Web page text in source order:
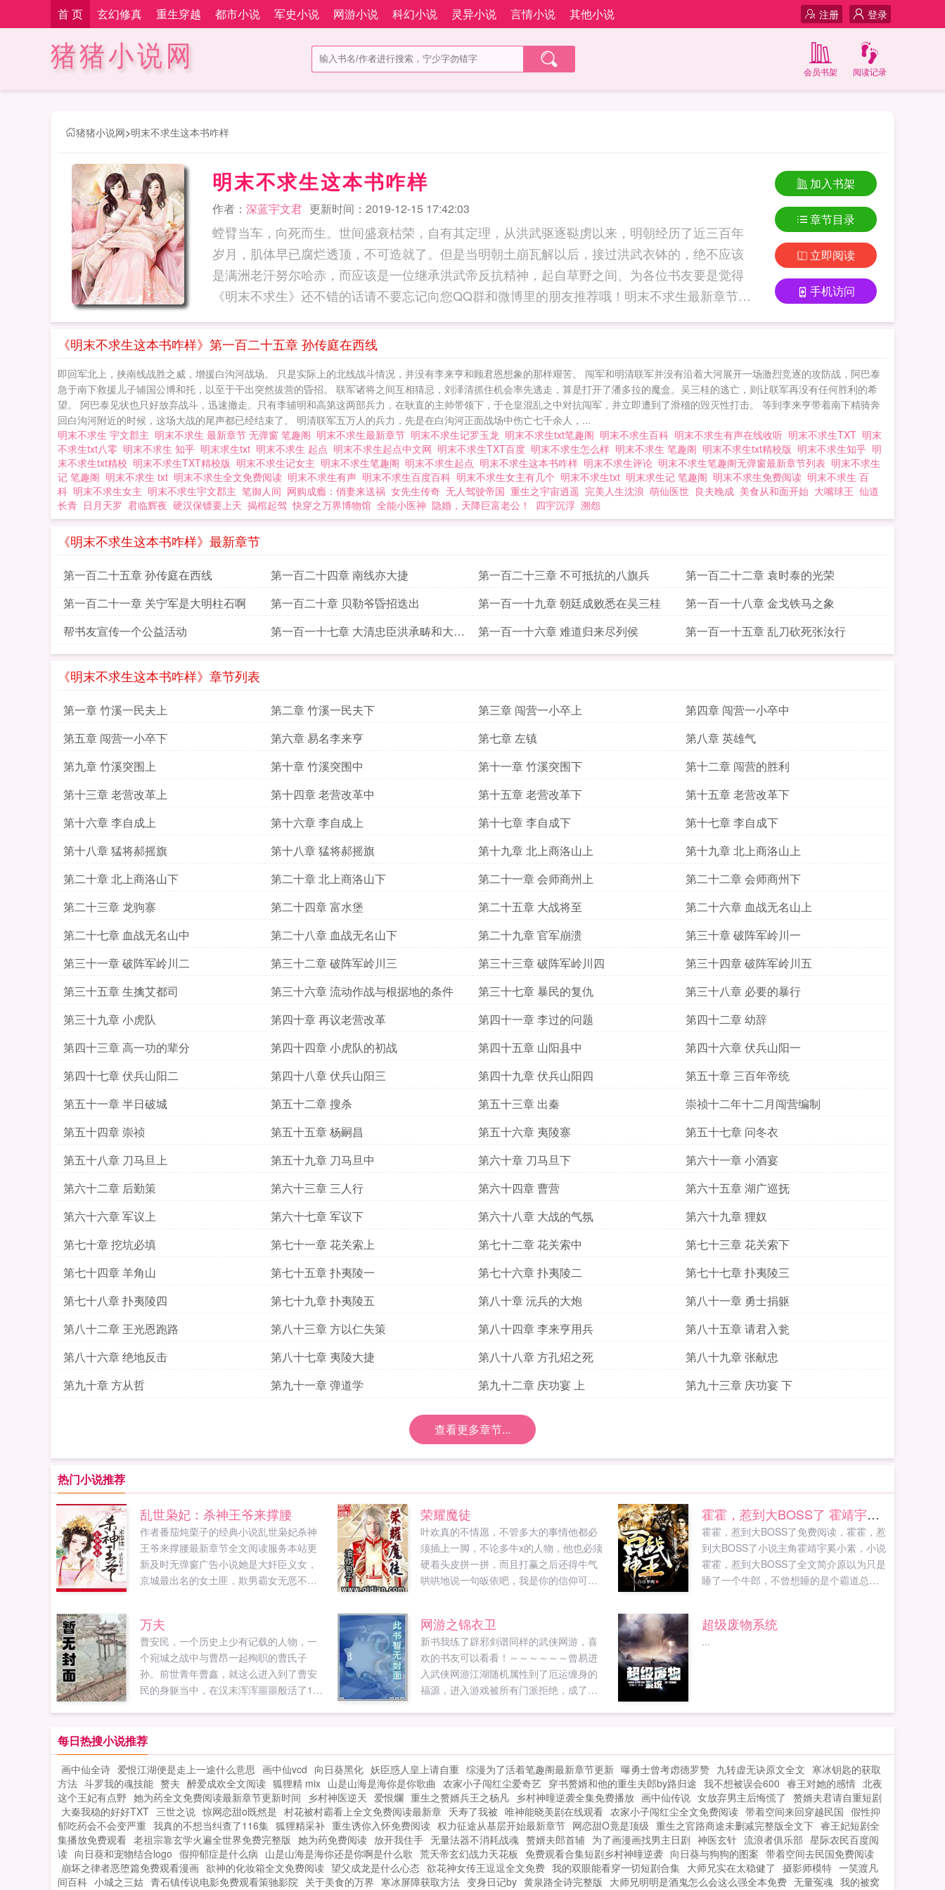
首 页 玄幻修真 重生穿越 都市小说 军史小说 网游小说 科幻小说 灵异小说 言情小说 其他小说 登录
注册
猪猪小说网 阅读记录
会员书架
猪猪小说网>明末不求生这本书咋样
明末不求生这本书咋样
作者： 深蓝宇文君 更新时间：2019-12-15 17:42:03
螳臂当车，向死而生。世间盛衰枯荣，自有其定理，从洪武驱逐鞑虏以来，明朝经历了近三百年
岁月，肌体早已腐烂透顶，不可造就了。但是当明朝土崩瓦解以后，接过洪武衣钵的，绝不应该
是满洲老汗努尔哈赤，而应该是一位继承洪武帝反抗精神，起自草野之间、为各位书友要是觉得
《明末不求生》还不错的话请不要忘记向您QQ群和微博里的朋友推荐哦！明末不求生最新章节，
记向您QQ群和微博里的朋友推荐哦！ 明末不求生txt下载 明末不求生笔趣阁 明末不求生小说 明末
加入书架
章节目录
立即阅读
手机访问
《明末不求生这本书咋样》第一百二十五章 孙传庭在西线
即回军北上，挟南线战胜之威，增援白沟河战场。 只是实际上的北线战斗情况，并没有李来亨和顾君恩想象的那样艰苦。 闯军和明清联军并没有沿着大河展开一场激烈竞逐的攻防战，阿巴泰
急于南下救援儿子辅国公博和托，以至于干出突然拔营的昏招。 联军诸将之间互相猜忌，刘泽清抓住机会率先逃走，算是打开了潘多拉的魔盒。吴三桂的逃亡，则让联军再没有任何胜利的希
望。 阿巴泰见状也只好放弃战斗，迅速撤走。只有李辅明和高第这两部兵力，在耿直的主帅带领下，于仓皇混乱之中对抗闯军，并立即遭到了滑稽的毁灭性打击。 等到李来亨带着南下精骑奔
回白沟河附近的时候，这场大战的尾声都已经结束了。 明清联军五万人的兵力，先是在白沟河正面战场中伤亡七千余人，...
明末不求生 宇文郡主 明末不求生 最新章节 无弹窗 笔趣阁 明末不求生最新章节 明末不求生记罗玉龙 明末不求生txt笔趣阁 明末不求生百科 明末不求生有声在线收听 明末不求生TXT 明末
不求生txt八零 明末不求生 知乎 明末求生txt 明末不求生 起点 明末不求生起点中文网 明末不求生TXT百度 明末不求生怎么样 明末不求生 笔趣阁 明末不求生txt精校版 明末不求生知乎 明
末不求生txt精校 明末不求生TXT精校版 明末不求生记女主 明末不求生笔趣阁 明末不求生起点 明末不求生这本书咋样 明末不求生评论 明末不求生笔趣阁无弹窗最新章节列表 明末不求生
记 笔趣阁 明末不求生 txt 明末不求生全文免费阅读 明末不求生有声 明末不求生百度百科 明末不求生女主有几个 明末不求生txt 明末求生记 笔趣阁 明末不求生免费阅读 明末不求生 百
科 明末不求生女主 明末不求生宇文郡主 笔御人间 网购成瘾：俏妻来送祸 女先生传奇 无人驾驶帝国 重生之宇宙逍遥 完美人生沈浪 萌仙医世 良夫晚成 美食从和面开始 大嘴球王 仙道
长青 日月天罗 君临辉夜 硬汉保镖要上天 揭棺起驾 快穿之万界博物馆 全能小医神 隐婚，天降巨富老公！ 四宇沉浮 溯怨
《明末不求生这本书咋样》最新章节
第一百二十五章 孙传庭在西线 第一百二十四章 南线亦大捷 第一百二十三章 不可抵抗的八旗兵
第一百二十二章 袁时泰的光荣
第一百二十一章 关宁军是大明柱石啊
第一百二十章 贝勒爷昏招迭出 第一百一十九章 朝廷成败悉在吴三桂
第一百一十八章 金戈铁马之象
帮书友宣传一个公益活动
第一百一十七章 大清忠臣洪承畴和大明
忠臣吴三桂
第一百一十六章 难道归来尽列侯 第一百一十五章 乱刀砍死张汝行
《明末不求生这本书咋样》章节列表
第一章 竹溪一民夫上 第二章 竹溪一民夫下 第三章 闯营一小卒上
第四章 闯营一小卒中
第五章 闯营一小卒下
第六章 易名李来亨 第七章 左镇
第八章 英雄气
第九章 竹溪突围上
第十章 竹溪突围中 第十一章 竹溪突围下
第十二章 闯营的胜利
第十三章 老营改革上
第十四章 老营改革中 第十五章 老营改革下
第十五章 老营改革下
第十六章 李自成上
第十六章 李自成上 第十七章 李自成下
第十七章 李自成下
第十八章 猛将郝摇旗
第十八章 猛将郝摇旗 第十九章 北上商洛山上
第十九章 北上商洛山上
第二十章 北上商洛山下
第二十章 北上商洛山下 第二十一章 会师商州上
第二十二章 会师商州下
第二十三章 龙驹寨
第二十四章 富水堡 第二十五章 大战将至
第二十六章 血战无名山上
第二十七章 血战无名山中
第二十八章 血战无名山下 第二十九章 官军崩溃
第三十章 破阵军岭川一
第三十一章 破阵军岭川二
第三十二章 破阵军岭川三 第三十三章 破阵军岭川四
第三十四章 破阵军岭川五
第三十五章 生擒艾都司
第三十六章 流动作战与根据地的条件 第三十七章 暴民的复仇
第三十八章 必要的暴行
第三十九章 小虎队
第四十章 再议老营改革 第四十一章 李过的问题
第四十二章 幼辞
第四十三章 高一功的辈分
第四十四章 小虎队的初战 第四十五章 山阳县中
第四十六章 伏兵山阳一
第四十七章 伏兵山阳二
第四十八章 伏兵山阳三 第四十九章 伏兵山阳四
第五十章 三百年帝统
第五十一章 半日破城
第五十二章 搜杀 第五十三章 出秦
崇祯十二年十二月闯营编制
第五十四章 崇祯
第五十五章 杨嗣昌 第五十六章 夷陵寨
第五十七章 问冬衣
第五十八章 刀马旦上
第五十九章 刀马旦中 第六十章 刀马旦下
第六十一章 小酒宴
第六十二章 后勤策
第六十三章 三人行 第六十四章 曹营
第六十五章 湖广巡抚
第六十六章 军议上
第六十七章 军议下 第六十八章 大战的气氛
第六十九章 狸奴
第七十章 挖坑必填
第七十一章 花关索上 第七十二章 花关索中
第七十三章 花关索下
第七十四章 羊角山
第七十五章 扑夷陵一 第七十六章 扑夷陵二
第七十七章 扑夷陵三
第七十八章 扑夷陵四
第七十九章 扑夷陵五 第八十章 沅兵的大炮
第八十一章 勇士捐躯
第八十二章 王光恩跑路
第八十三章 方以仁失策 第八十四章 李来亨用兵
第八十五章 请君入瓮
第八十六章 绝地反击
第八十七章 夷陵大捷 第八十八章 方孔炤之死
第八十九章 张献忠
第九十章 方从哲
第九十一章 弹道学 第九十二章 庆功宴 上 第九十三章 庆功宴 下
查看更多章节...
热门小说推荐
乱世枭妃：杀神王爷来撑腰
作者番茄炖栗子的经典小说乱世枭妃杀神
王爷来撑腰最新章节全文阅读服务本站更
新及时无弹窗广告小说她是大奸臣义女，
京城最出名的女土匪，欺男霸女无恶不
婚修罗王。世人欢呼绝配！魏青棠前世瞎
了眼，认贼作父，手刃亲兄，重活一世誓
复仇。渣男贱女轮番上，打马看花挨个儿
揍！还有那黑心老贼，且待她羽翼丰时
收！可，这位杀神王爷怎么回事？她不过
是亲了个小嘴扑了个满怀，怎么就打包上
是意外！云殊云淡风...
荣耀魔徒
叶欢真的不情愿，不管多大的事情他都必
须插上一脚，不论多牛x的人物，他也必须
硬着头皮拼一拼，而且打赢之后还得牛气
哄哄地说一句皈依吧，我是你的信仰可是
霍霍，惹到大BOSS了 霍靖宇奚小素
霍霍，惹到大BOSS了免费阅读，霍霍，惹
到大BOSS了小说主角霍靖宇奚小素，小说
霍霍，惹到大BOSS了全文简介原以为只是
睡了一个牛郎，不曾想睡的是个霸道总
心机婊后妈，白莲花妹妹抢走了，她也被
赶出家门，现在就光棍一个。她不仅敢...
万夫
曹安民，一个历史上少有记载的人物，一
个宛城之战中与曹昂一起殉职的曹氏子
孙。前世青年曹鑫，就这么进入到了曹安
民的身躯当中，在汉末浑浑噩噩般活了10
了？就要被陶谦部下杀死了？正当曹操与
百官为老太公曹嵩大摆筵席之时，正当众
文武欢声笑语的刹那，曹安民却是在宴席
中突然放声大哭，并哭道老太公（曹嵩）
命不久矣。原本只想在乱世中混混日子的
他，从这一刻开始，一切将变得不那么平
凡。企鹅五四四一二五三六（书友ivanyu提
供，万夫书友群）未满...
网游之锦衣卫
新书我练了辟邪剑谱同样的武侠网游，喜
欢的书友可以看看！～～～～～～曾易进
入武侠网游江湖随机属性到了厄运缠身的
福源，进入游戏被所有门派拒绝，成了开
超级废物系统
...
每日热搜小说推荐
画中仙全诗 爱恨江湖便是走上一途什么意思 画中仙vcd 向日葵黑化 妖臣惑人皇上请自重 综漫为了活着笔趣阁最新章节更新 曝勇士曾考虑德罗赞 九转虚无诀原文全文 寒冰钥匙的获取
方法 斗罗我的魂技能 赘夫 醉爱成欢全文阅读 狐狸精 mix 山是山海是海你是你歌曲 农家小子闯红尘爱奇艺 穿书赘婿和他的重生夫郎by路归途 我不想被误会600 睿王对她的感情 北夜
这个王妃有点野 她为药全文免费阅读最新章节更新时间 乡村神医逆天 爱恨爛 重生之赘婿兵王之杨凡 乡村神曈逆袭全集免费播放 画中仙传说 女放弃男主后悔慌了 赘婿夫君请自重短剧
大秦我稳的好好TXT 三世之说 惊网恋甜o既然是 村花被村霸看上全文免费阅读最新章 夭寿了我被 唯神能晓美剧在线观看 农家小子闯红尘全文免费阅读 带着空间来回穿越民国 假性抑
郁吃药会不会变严重 我真的不想当纠查了116集 狐狸精采补 重生诱你入怀免费阅读 权力征途从基层开始最新章节 网恋甜O竟是顶级 重生之官路商途未删减完整版全文下 睿王妃短剧全
集播放免费观看 老祖宗靠玄学火遍全世界免费完整版 她为药免费阅读 放开我住手 无量法器不消耗战魂 赘婿夫郎首辅 为了画漫画找男主日剧 神医玄针 流浪者俱乐部 星际农民百度阅
读 向日葵和宠物结合logo 假抑郁症是什么病 山是山海是海你还是你啊是什么歌 荒天帝玄幻战力天花板 免费观看合集短剧乡村神曈逆袭 向日葵与狗狗的图案 带着空间去民国免费阅读
崩坏之律者恶堕篇免费观看漫画 欲神的化妆箱全文免费阅读 望父成龙是什么心态 欲花神女传王逗逗全文免费 我的双眼能看穿一切短剧合集 大师兄实在太稳健了 摄影师模特 一笑渡凡
间百科 小城之三姑 青石镇传说电影免费观看策驰影院 关于美食的万界 寒冰屏障获取方法 变身日记by 黄泉路全诗完整版 大师兄明明是酒鬼怎么会这么强全本免费 无量冤魂 我的被窝